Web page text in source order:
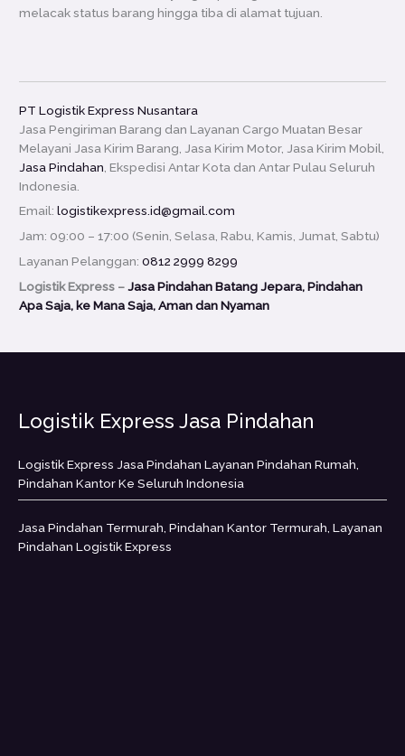
melacak status barang hingga tiba di alamat tujuan.
PT Logistik Express Nusantara
Jasa Pengiriman Barang dan Layanan Cargo Muatan Besar
Melayani Jasa Kirim Barang, Jasa Kirim Motor, Jasa Kirim Mobil,
Jasa Pindahan , Ekspedisi Antar Kota dan Antar Pulau Seluruh
Indonesia.
Email:logistikexpress.id@gmail.com
Jam: 09:00 – 17:00 (Senin, Selasa, Rabu, Kamis, Jumat, Sabtu)
Layanan Pelanggan:0812 2999 8299
Logistik Express –Jasa Pindahan Batang Jepara, Pindahan
Apa Saja, ke Mana Saja, Aman dan Nyaman
Logistik Express Jasa Pindahan
Logistik Express Jasa Pindahan Layanan Pindahan Rumah,
Pindahan Kantor Ke Seluruh Indonesia
Jasa Pindahan Termurah, Pindahan Kantor Termurah, Layanan
Pindahan Logistik Express